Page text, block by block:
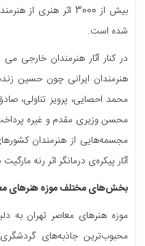
بیش از 3000 اثر
شده است.
در کنار آثار هنرمندان خارجی می
هنرمندان ایرانی چون حسین
محمد احصایی، پرویز تناولی،
محسن وزیری مقدم و غیره
مجسمه‌هایی از هنرمندان
آثار پیکره‌ی درمانگر اثر رنه
بخش‌های مختلف موزه هنرهای
موزه هنرهای معاصر تهران به
محبوب‌ترین جاذبه‌های